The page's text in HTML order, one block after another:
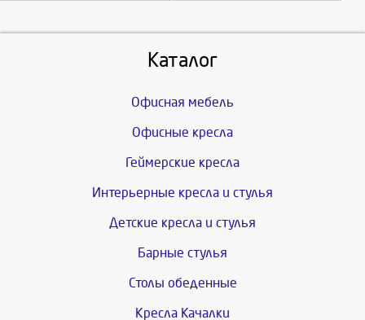
Каталог
Офисная мебель
Офисные кресла
Геймерские кресла
Интерьерные кресла и стулья
Детские кресла и стулья
Барные стулья
Столы обеденные
Кресла Качалки